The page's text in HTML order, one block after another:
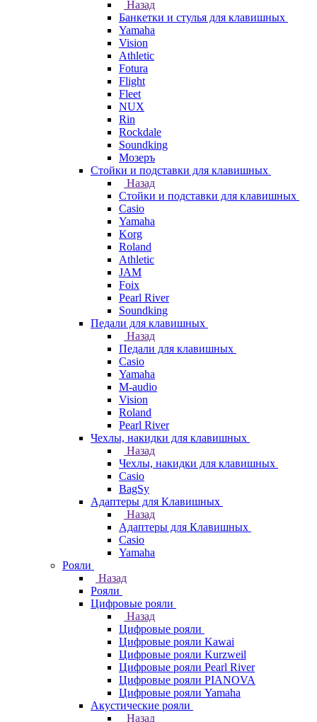
Назад
Банкетки и стулья для клавишных
Yamaha
Vision
Athletic
Fotura
Flight
Fleet
NUX
Rin
Rockdale
Soundking
Мозеръ
Стойки и подставки для клавишных
Назад
Стойки и подставки для клавишных
Casio
Yamaha
Korg
Roland
Athletic
JAM
Foix
Pearl River
Soundking
Педали для клавишных
Назад
Педали для клавишных
Casio
Yamaha
M-audio
Vision
Roland
Pearl River
Чехлы, накидки для клавишных
Назад
Чехлы, накидки для клавишных
Casio
BagSy
Адаптеры для Клавишных
Назад
Адаптеры для Клавишных
Casio
Yamaha
Рояли
Назад
Рояли
Цифровые рояли
Назад
Цифровые рояли
Цифровые рояли Kawai
Цифровые рояли Kurzweil
Цифровые рояли Pearl River
Цифровые рояли PIANOVA
Цифровые рояли Yamaha
Акустические рояли
Назад